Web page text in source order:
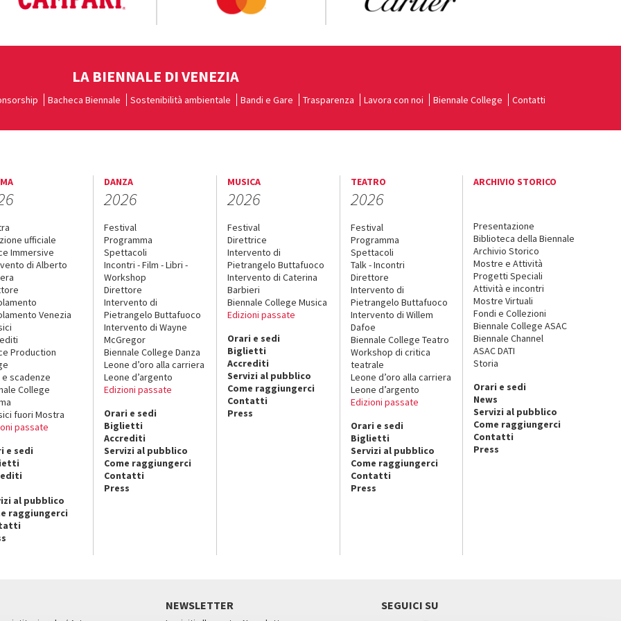
LA BIENNALE DI VENEZIA
Bacheca Biennale Sostenibilità ambientale Bandi e Gare Trasparenza Lavora con noi Biennale College Contatti
ufficiale
Immersive
di Alberto
Venezia
Production
e scadenze
College
fuori Mostra
passate
e sedi
al pubblico
raggiungerci
DANZA
2026
Festival
Programma
Spettacoli
Incontri - Film - Libri -
Workshop
Direttore
Intervento di
Pietrangelo Buttafuoco
Intervento di Wayne
McGregor
Biennale College Danza
Leone d’oro alla carriera
Leone d’argento
Edizioni passate
Orari e sedi
Biglietti
Accrediti
Servizi al pubblico
Come raggiungerci
Contatti
Press
MUSICA
2026
Festival
Direttrice
Intervento di
Pietrangelo Buttafuoco
Intervento di Caterina
Barbieri
Biennale College Musica
Edizioni passate
Orari e sedi
Biglietti
Accrediti
Servizi al pubblico
Come raggiungerci
Contatti
Press
TEATRO
2026
Festival
Programma
Spettacoli
Talk - Incontri
Direttore
Intervento di
Pietrangelo Buttafuoco
Intervento di Willem
Dafoe
Biennale College Teatro
Workshop di critica
teatrale
Leone d’oro alla carriera
Leone d’argento
Edizioni passate
Orari e sedi
Biglietti
Servizi al pubblico
Come raggiungerci
Contatti
Press
ARCHIVIO STORICO
Presentazione
Biblioteca della Biennale
Archivio Storico
Mostre e Attività
Progetti Speciali
Attività e incontri
Mostre Virtuali
Fondi e Collezioni
Biennale College ASAC
Biennale Channel
ASAC DATI
Storia
Orari e sedi
News
Servizi al pubblico
Come raggiungerci
Contatti
Press
NEWSLETTER SEGUICI SU